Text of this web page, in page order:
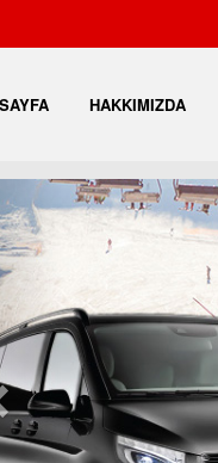
HAKKIMIZDA
Önceki